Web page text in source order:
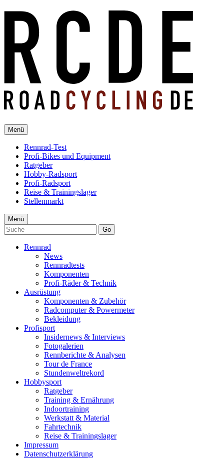
Menü
Rennrad-Test
Profi-Bikes und Equipment
Ratgeber
Hobby-Radsport
Profi-Radsport
Reise & Trainingslager
Stellenmarkt
Menü
Go
Rennrad
News
Rennradtests
Komponenten
Profi-Räder & Technik
Ausrüstung
Komponenten & Zubehör
Radcomputer & Powermeter
Bekleidung
Profisport
Insidernews & Interviews
Fotogalerien
Rennberichte & Analysen
Tour de France
Stundenweltrekord
Hobbysport
Ratgeber
Training & Ernährung
Indoortraining
Werkstatt & Material
Fahrtechnik
Reise & Trainingslager
Impressum
Datenschutzerklärung